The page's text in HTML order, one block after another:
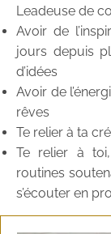
Leadeuse de
Avoir de
jours depuis
d’idées
Avoir de
rêves
Te relier à ta
Te relier à
routines
s’écouter en